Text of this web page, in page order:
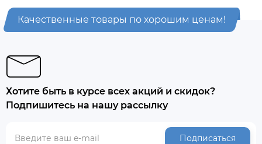
Качественные товары по хорошим ценам!
Хотите быть в курсе всех акций и скидок?
Подпишитесь на нашу рассылку
Подписаться